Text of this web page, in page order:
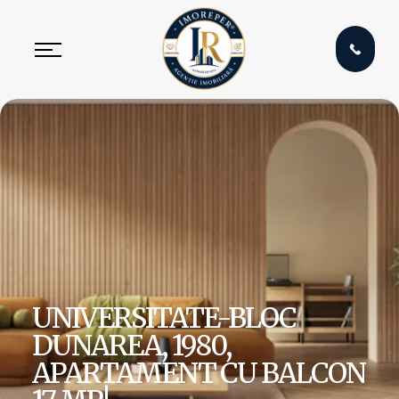
UNIVERSITATE-BLOC
DUNAREA, 1980,
APARTAMENT CU BALCON